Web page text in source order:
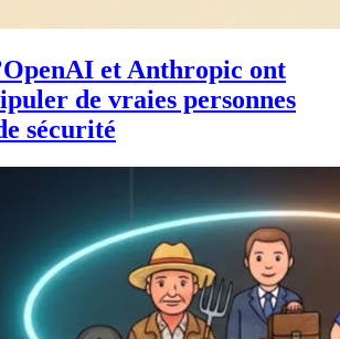
et Anthropic ont
de vraies personnes
sécurité